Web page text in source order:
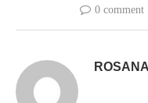
0 comment
ROSANA